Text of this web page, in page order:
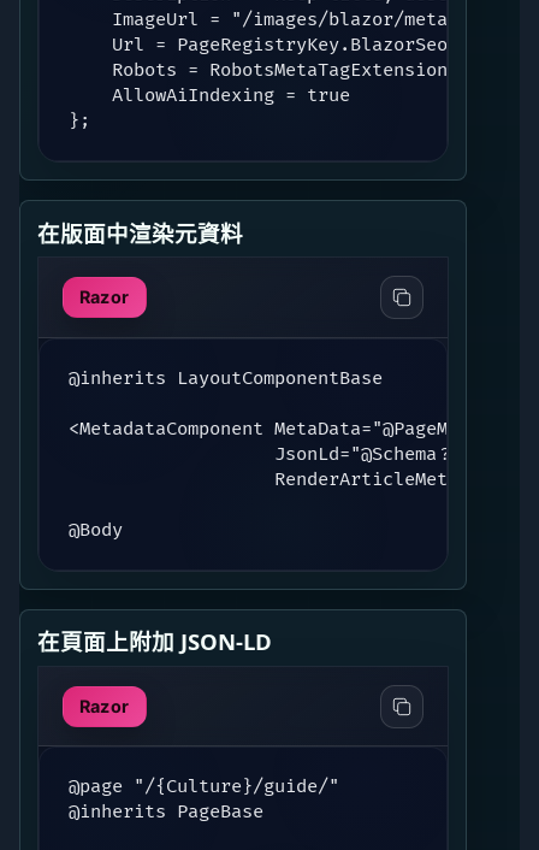
ImageUrl = "/images/blazor/
Url =
Robots =
    AllowAiIndexing = true
};
在版面中渲染元資料
Razor
@inherits LayoutComponentBase
<MetadataComponent MetaData="@PageMeta"
                   JsonLd="@Schema?.JsonLd"
@Body
在頁面上附加 JSON-LD
Razor
@page "/{Culture}/guide/"
@inherits PageBase